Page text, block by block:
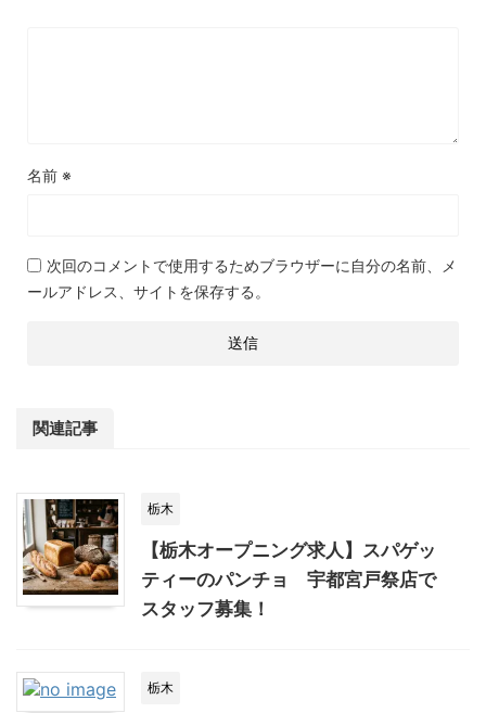
名前 ※
次回のコメントで使用するためブラウザーに自分の名前、メ
ールアドレス、サイトを保存する。
関連記事
栃木
【栃木オープニング求人】スパゲッ
ティーのパンチョ 宇都宮戸祭店で
スタッフ募集！
栃木